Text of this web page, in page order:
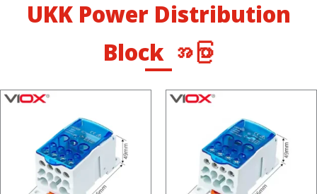
UKK Power Distribution
Block အပြာ